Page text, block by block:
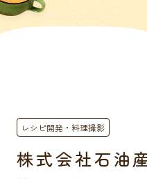
レシピ開発・料理撮影
株式会社石油